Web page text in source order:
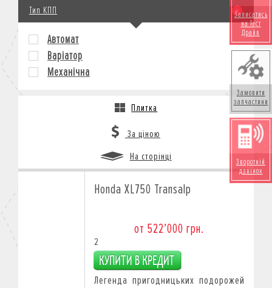
Записатись
на Тест
Драйв
Замовити
запчастини
Зворотній
дзвінок
Тип КПП
Автомат
Варіатор
Механічна
Плитка
За ціною
На сторінці
Honda XL750 Transalp
от 522’000 грн.
2
Легенда пригодницьких подорожей